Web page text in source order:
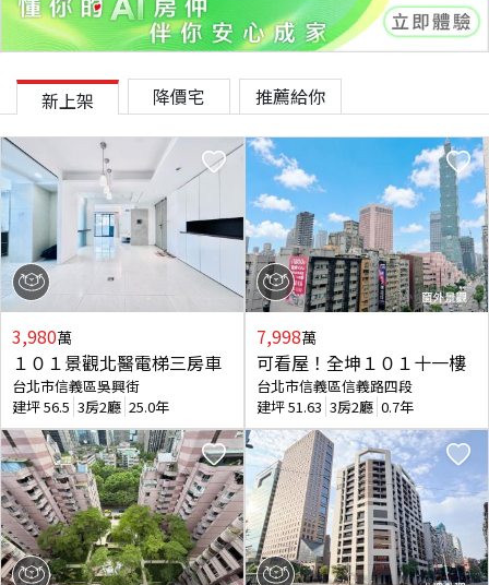
新上架 降價宅 推薦給你
3,980萬
１０１景觀北醫電梯三房車
台北市信義區吳興街
建坪56.5 3房2廳 25.0年
7,998萬
可看屋！全坤１０１十一樓
台北市信義區信義路四段
建坪51.63 3房2廳 0.7年